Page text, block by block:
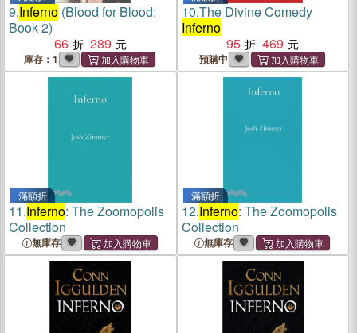
9.Inferno (Blood for Blood:
Book 2)
66
289
庫存：1
10.The Divine Comedy
Inferno
95
469
預購中
滿額折
11.Inferno: The Zoomopolis
Collection
無庫存
滿額折
12.Inferno: The Zoomopolis
Collection
無庫存